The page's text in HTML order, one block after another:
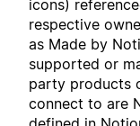
icons)
respective
as Made by
supported or
party products
connect to are